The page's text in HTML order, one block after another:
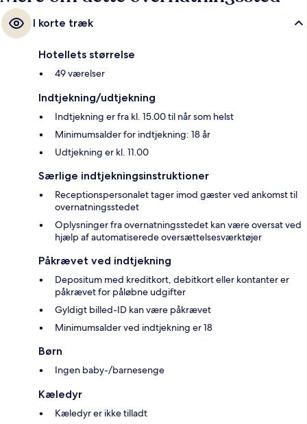
I korte træk
Hotellets størrelse
49 værelser
Indtjekning/udtjekning
Indtjekning er fra kl. 15.00 til når som helst
Minimumsalder for indtjekning: 18 år
Udtjekning er kl. 11.00
Særlige indtjekningsinstruktioner
Receptionspersonalet tager imod gæster ved ankomst til
overnatningsstedet
Oplysninger fra overnatningsstedet kan være oversat ved
hjælp af automatiserede oversættelsesværktøjer
Påkrævet ved indtjekning
Depositum med kreditkort, debitkort eller kontanter er
påkrævet for påløbne udgifter
Gyldigt billed-ID kan være påkrævet
Minimumsalder ved indtjekning er 18
Børn
Ingen baby-/barnesenge
Kæledyr
Kæledyr er ikke tilladt